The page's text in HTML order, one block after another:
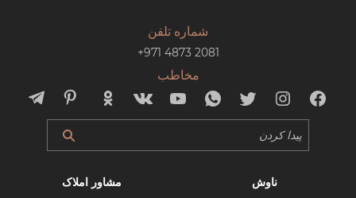
شماره تلفن
+971 4873 2081
مخاطب
ناوش مشاور املاک